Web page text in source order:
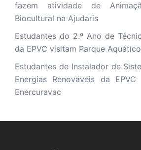
fazem atividade de
Biocultural na Ajudaris
Estudantes do 2.º Ano de
da EPVC visitam Parque
Estudantes de Instalador de
Energias Renováveis da
Enercuravac